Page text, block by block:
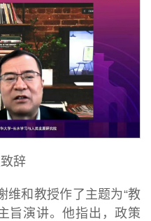
辞
维和教授作了主题为“教
旨演讲。他指出，政策